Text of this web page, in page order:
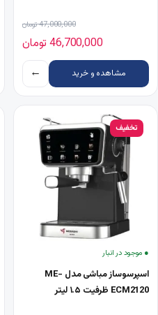
47,000,000تومانقیمت اصلی
46,700,000 تومانقیمت فعلی
مشاهده و خرید ←
تخفیف
● موجود در انبار
اسپرسوساز مباشی مدل ME-
ECM2120 ظرفیت ۱.۵ لیتر